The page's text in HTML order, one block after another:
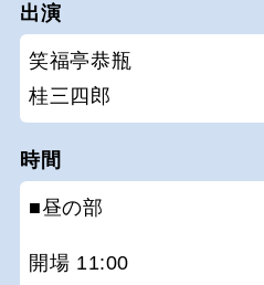
出演
笑福亭恭瓶
桂三四郎
時間
■昼の部
開場 11:00